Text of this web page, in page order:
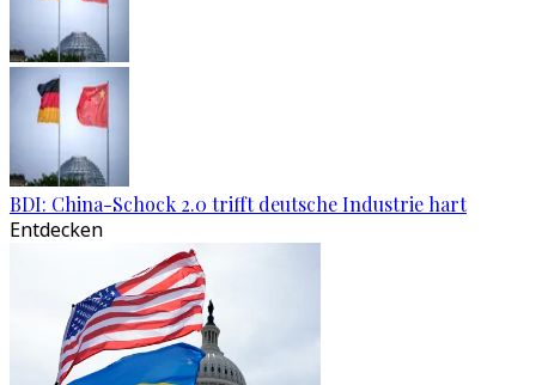
BDI: China-Schock 2.0 trifft deutsche Industrie hart
Entdecken